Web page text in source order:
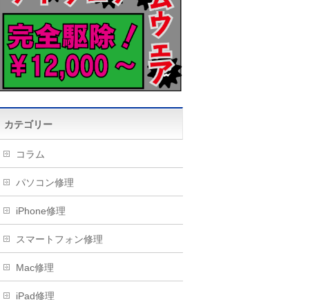
カテゴリー
コラム
パソコン修理
iPhone修理
スマートフォン修理
Mac修理
iPad修理